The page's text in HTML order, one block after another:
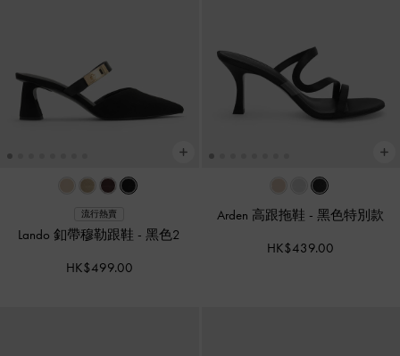
流行熱賣
Lando 釦帶穆勒跟鞋 -黑色2
HK$499.00
Arden 高跟拖鞋 -黑色特別款
HK$439.00